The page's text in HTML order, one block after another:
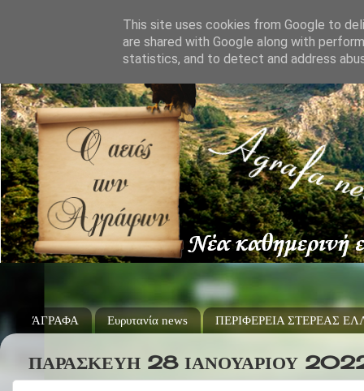
ΆΓΡΑΦΑ Ευρυτανία news ΠΕΡΙΦΕΡΕΙΑ ΣΤΕΡΕΑΣ
ΠΑΡΑΣΚΕΥΉ 28 ΙΑΝΟΥΑΡΊΟΥ
This site uses cookies from Google to
are shared with Google along with
statistics, and to detect and address